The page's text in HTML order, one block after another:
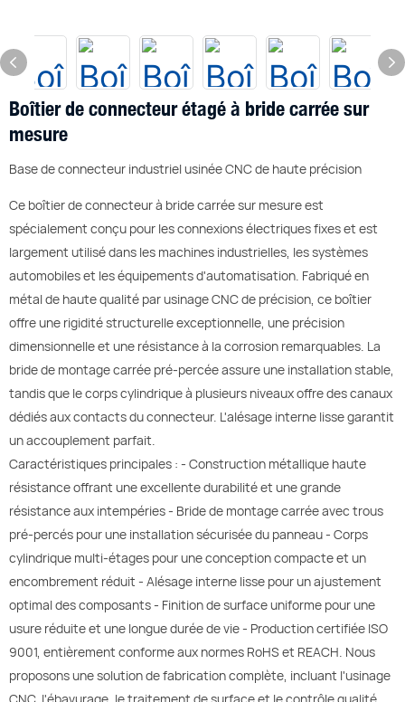
Boîtier de connecteur étagé à bride carrée sur
mesure
Base de connecteur industriel usinée CNC de haute précision
Ce boîtier de connecteur à bride carrée sur mesure est
spécialement conçu pour les connexions électriques fixes et est
largement utilisé dans les machines industrielles, les systèmes
automobiles et les équipements d'automatisation. Fabriqué en
métal de haute qualité par usinage CNC de précision, ce boîtier
offre une rigidité structurelle exceptionnelle, une précision
dimensionnelle et une résistance à la corrosion remarquables. La
bride de montage carrée pré-percée assure une installation stable,
tandis que le corps cylindrique à plusieurs niveaux offre des canaux
dédiés aux contacts du connecteur. L'alésage interne lisse garantit
un accouplement parfait.
Caractéristiques principales : - Construction métallique haute
résistance offrant une excellente durabilité et une grande
résistance aux intempéries - Bride de montage carrée avec trous
pré-percés pour une installation sécurisée du panneau - Corps
cylindrique multi-étages pour une conception compacte et un
encombrement réduit - Alésage interne lisse pour un ajustement
optimal des composants - Finition de surface uniforme pour une
usure réduite et une longue durée de vie - Production certifiée ISO
9001, entièrement conforme aux normes RoHS et REACH. Nous
proposons une solution de fabrication complète, incluant l'usinage